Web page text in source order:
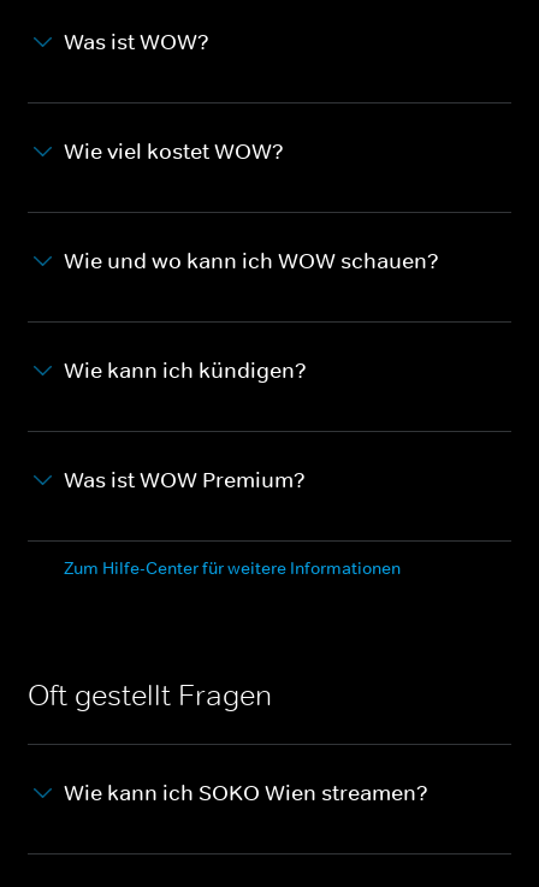
Was ist WOW?
Wie viel kostet WOW?
Wie und wo kann ich WOW schauen?
Wie kann ich kündigen?
Was ist WOW Premium?
Zum Hilfe-Center für weitere Informationen
Oft gestellt Fragen
Wie kann ich SOKO Wien streamen?